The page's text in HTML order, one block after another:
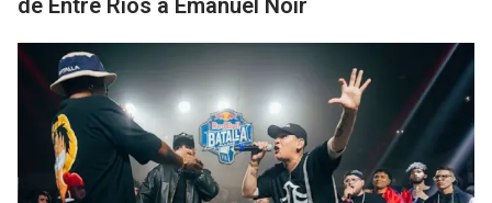
de Entre Ríos a Emanuel Noir